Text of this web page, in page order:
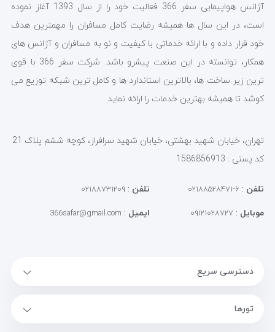
آژانس هواپیمایی سفر 366 فعالیت خود را از سال 1393 آغاز نموده
است، در این سال ها همیشه رضایت کامل مسافران را مهمترین هدف
خود قرار داده و با ارائه خدماتی با کیفیت و نو به مسافران و آژانس های
همکار، توانسته در این صنعت پیشرو باشد. شرکت سفر 366 با قوی
ترین زیر ساخت ها، بالاترین استاندارد ها و کامل ترین شبکه توزیع می
کوشد تا همیشه بهترین خدمات را ارائه نماید .
تهران، خیابان شهید بهشتی، خیابان شهید سرافراز، کوچه ششم پلاک 21
کد پستی : 1586856913
تلفن : ۶-۰۲۱۸۸۵۲۸۴۷۱ تلفن : ۰۲۱۸۸۷۳۱۲۰۹
موبایل : ۰۹۱۲۱۰۲۸۷۲۷ ایمیل :
366safar@gmail.com
دسترسی سریع
تورها